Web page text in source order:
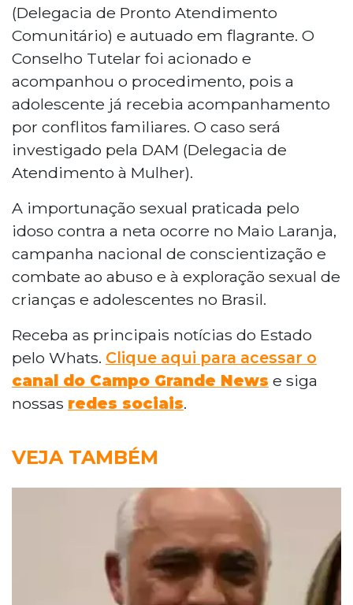
(Delegacia de Pronto Atendimento
Comunitário) e autuado em flagrante. O
Conselho Tutelar foi acionado e
acompanhou o procedimento, pois a
adolescente já recebia acompanhamento
por conflitos familiares. O caso será
investigado pela DAM (Delegacia de
Atendimento à Mulher).
A importunação sexual praticada pelo
idoso contra a neta ocorre no Maio Laranja,
campanha nacional de conscientização e
combate ao abuso e à exploração sexual de
crianças e adolescentes no Brasil.
Receba as principais notícias do Estado
pelo Whats. Clique aqui para acessar o
canal do Campo Grande News e siga
nossas redes sociais.
VEJA TAMBÉM